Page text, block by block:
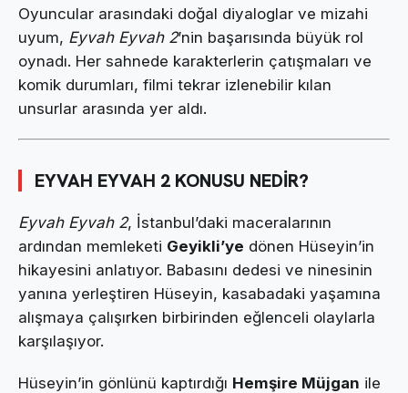
Oyuncular arasındaki doğal diyaloglar ve mizahi
uyum, Eyvah Eyvah 2’nin başarısında büyük rol
oynadı. Her sahnede karakterlerin çatışmaları ve
komik durumları, filmi tekrar izlenebilir kılan
unsurlar arasında yer aldı.
EYVAH EYVAH 2 KONUSU NEDİR?
Eyvah Eyvah 2, İstanbul’daki maceralarının
ardından memleketi Geyikli’ye dönen Hüseyin’in
hikayesini anlatıyor. Babasını dedesi ve ninesinin
yanına yerleştiren Hüseyin, kasabadaki yaşamına
alışmaya çalışırken birbirinden eğlenceli olaylarla
karşılaşıyor.
Hüseyin’in gönlünü kaptırdığı Hemşire Müjgan ile